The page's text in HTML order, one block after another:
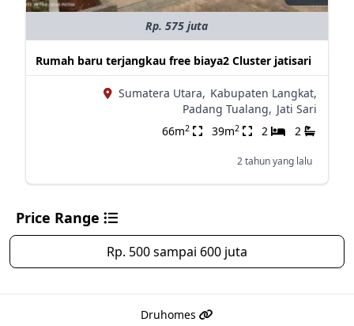
Rp. 575 juta
Rumah baru terjangkau free biaya2 Cluster jatisari
Sumatera Utara, Kabupaten Langkat,
Padang Tualang, Jati Sari
66m2 39m2 2 2
2 tahun yang lalu
Price Range
Rp. 500 sampai 600 juta
Druhomes